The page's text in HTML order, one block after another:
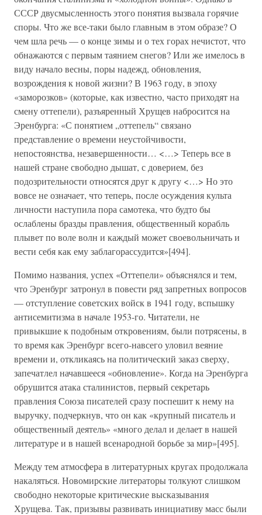
СССР двусмысленность этого понятия вызвала горячие
споры. Что же все-таки было главным в этом образе? О
чем шла речь — о конце зимы и о тех горах нечистот, что
обнажаются с первым таянием снегов? Или же имелось в
виду начало весны, поры надежд, обновления,
возрождения к новой жизни? В 1963 году, в эпоху
«заморозков» (которые, как известно, часто приходят на
смену оттепели), разъяренный Хрущев набросится на
Эренбурга: «С понятием „оттепель“ связано
представление о времени неустойчивости,
непостоянства, незавершенности… <…> Теперь все в
нашей стране свободно дышат, с доверием, без
подозрительности относятся друг к другу <…> Но это
вовсе не означает, что теперь, после осуждения культа
личности наступила пора самотека, что будто бы
ослаблены бразды правления, общественный корабль
плывет по воле волн и каждый может своевольничать и
вести себя как ему заблагорассудится»[494].
Помимо названия, успех «Оттепели» объяснялся и тем,
что Эренбург затронул в повести ряд запретных вопросов
— отступление советских войск в 1941 году, вспышку
антисемитизма в начале 1953-го. Читатели, не
привыкшие к подобным откровениям, были потрясены, в
то время как Эренбург всего-навсего уловил веяние
времени и, откликаясь на политический заказ сверху,
запечатлел начавшееся «обновление». Когда на Эренбурга
обрушится атака сталинистов, первый секретарь
правления Союза писателей сразу поспешит к нему на
выручку, подчеркнув, что он как «крупный писатель и
общественный деятель» «много делал и делает в нашей
литературе и в нашей всенародной борьбе за мир»[495].
Между тем атмосфера в литературных кругах продолжала
накаляться. Новомирские литераторы толкуют слишком
свободно некоторые критические высказывания
Хрущева. Так, призывы развивать инициативу масс были